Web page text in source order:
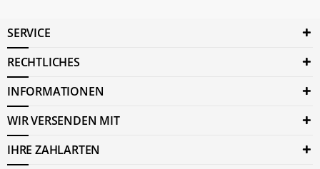
SERVICE
RECHTLICHES
INFORMATIONEN
WIR VERSENDEN MIT
IHRE ZAHLARTEN